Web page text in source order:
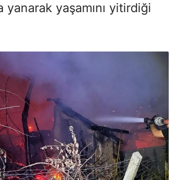
yanarak yaşamını yitirdiği